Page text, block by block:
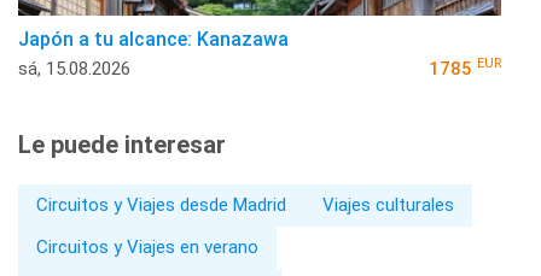
Japón a tu alcance: Kanazawa
sá, 15.08.2026 1785 EUR
Le puede interesar
Circuitos y Viajes desde Madrid
Viajes culturales
Circuitos y Viajes en verano